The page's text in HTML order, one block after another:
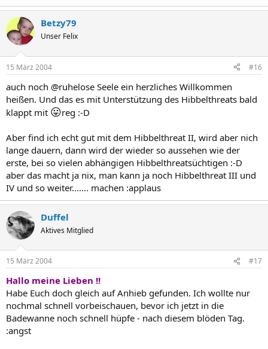
Betzy79
Unser Felix
15 März 2004 #16
auch noch @ruhelose Seele ein herzliches Willkommen
heißen. Und das es mit Unterstützung des Hibbelthreats bald
klappt mit 😛reg :-D
Aber find ich echt gut mit dem Hibbelthreat II, wird aber nich
lange dauern, dann wird der wieder so aussehen wie der
erste, bei so vielen abhängigen Hibbelthreatsüchtigen :-D
aber das macht ja nix, man kann ja noch Hibbelthreat III und
IV und so weiter....... machen :applaus
Duffel
Aktives Mitglied
15 März 2004 #17
Hallo meine Lieben !!
Habe Euch doch gleich auf Anhieb gefunden. Ich wollte nur
nochmal schnell vorbeischauen, bevor ich jetzt in die
Badewanne noch schnell hüpfe - nach diesem blöden Tag.
:angst